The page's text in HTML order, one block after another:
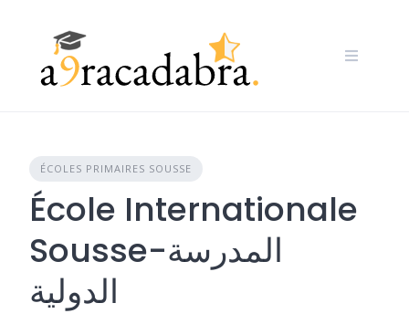
ÉCOLES PRIMAIRES SOUSSE
École Internationale
Sousse-المدرسة
الدولية